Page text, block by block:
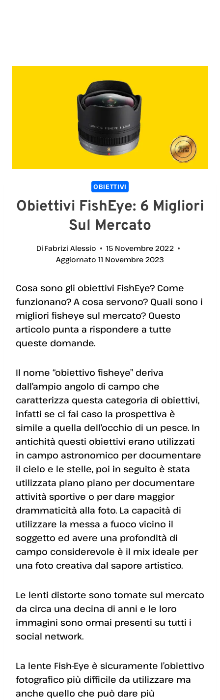
OBIETTIVI
Obiettivi FishEye: 6 Migliori
Sul Mercato
Di Fabrizi Alessio
15 Novembre 2022
Aggiornato 11 Novembre 2023
Cosa sono gli obiettivi FishEye? Come
funzionano? A cosa servono? Quali sono i
migliori fisheye sul mercato? Questo
articolo punta a rispondere a tutte
queste domande.
Il nome “obiettivo fisheye” deriva
dall’ampio angolo di campo che
caratterizza questa categoria di obiettivi,
infatti se ci fai caso la prospettiva è
simile a quella dell’occhio di un pesce. In
antichità questi obiettivi erano utilizzati
in campo astronomico per documentare
il cielo e le stelle, poi in seguito è stata
utilizzata piano piano per documentare
attività sportive o per dare maggior
drammaticità alla foto. La capacità di
utilizzare la messa a fuoco vicino il
soggetto ed avere una profondità di
campo considerevole è il mix ideale per
una foto creativa dal sapore artistico.
Le lenti distorte sono tornate sul mercato
da circa una decina di anni e le loro
immagini sono ormai presenti su tutti i
social network.
La lente Fish-Eye è sicuramente l’obiettivo
fotografico più difficile da utilizzare ma
anche quello che può dare più